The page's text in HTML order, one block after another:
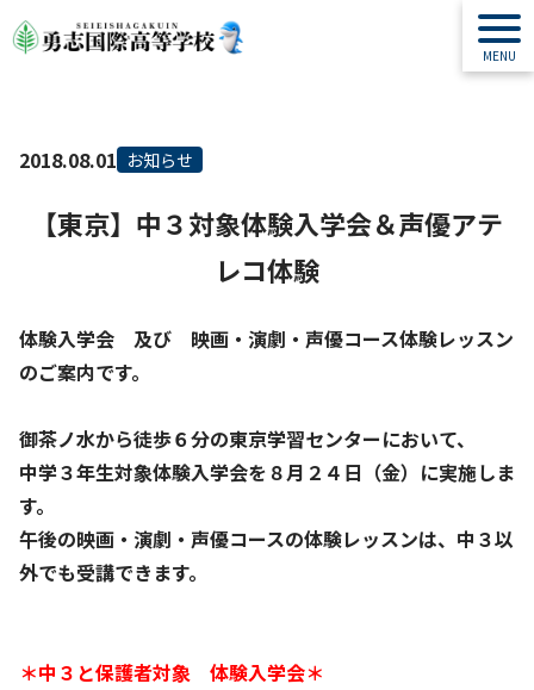
2018.08.01 お知らせ
【東京】中３対象体験入学会＆声優アテ
レコ体験
体験入学会 及び 映画・演劇・声優コース体験レッスン
のご案内です。
御茶ノ水から徒歩６分の東京学習センターにおいて、
中学３年生対象体験入学会を８月２４日（金）に実施しま
す。
午後の映画・演劇・声優コースの体験レッスンは、中３以
外でも受講できます。
＊中３と保護者対象 体験入学会＊